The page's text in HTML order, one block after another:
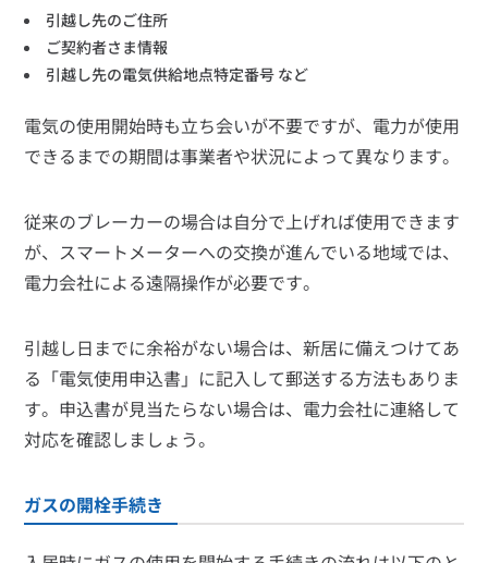
引越し先のご住所
ご契約者さま情報
引越し先の電気供給地点特定番号 など
電気の使用開始時も立ち会いが不要ですが、電力が使用
できるまでの期間は事業者や状況によって異なります。
従来のブレーカーの場合は自分で上げれば使用できます
が、スマートメーターへの交換が進んでいる地域では、
電力会社による遠隔操作が必要です。
引越し日までに余裕がない場合は、新居に備えつけてあ
る「電気使用申込書」に記入して郵送する方法もありま
す。申込書が見当たらない場合は、電力会社に連絡して
対応を確認しましょう。
ガスの開栓手続き